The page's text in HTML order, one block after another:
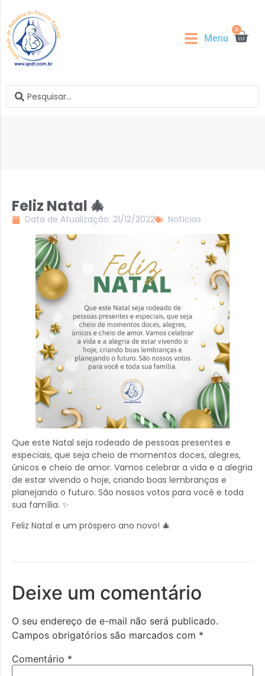
0
Menu
Feliz Natal 🎄
Data de Atualização: 21/12/2022 Notícias
Que este Natal seja rodeado de pessoas presentes e
especiais, que seja cheio de momentos doces, alegres,
únicos e cheio de amor. Vamos celebrar a vida e a alegria
de estar vivendo o hoje, criando boas lembranças e
planejando o futuro. São nossos votos para você e toda
sua família. ✨
Feliz Natal e um próspero ano novo! 🎄
Deixe um comentário
O seu endereço de e-mail não será publicado.
Campos obrigatórios são marcados com *
Comentário *